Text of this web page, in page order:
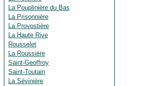
La Pouplinière du Bas
La Prisonnière
La Provostière
La Haute Rive
Rousselet
La Roussière
Saint-Geoffroy
Saint-Toutain
La Sévinière